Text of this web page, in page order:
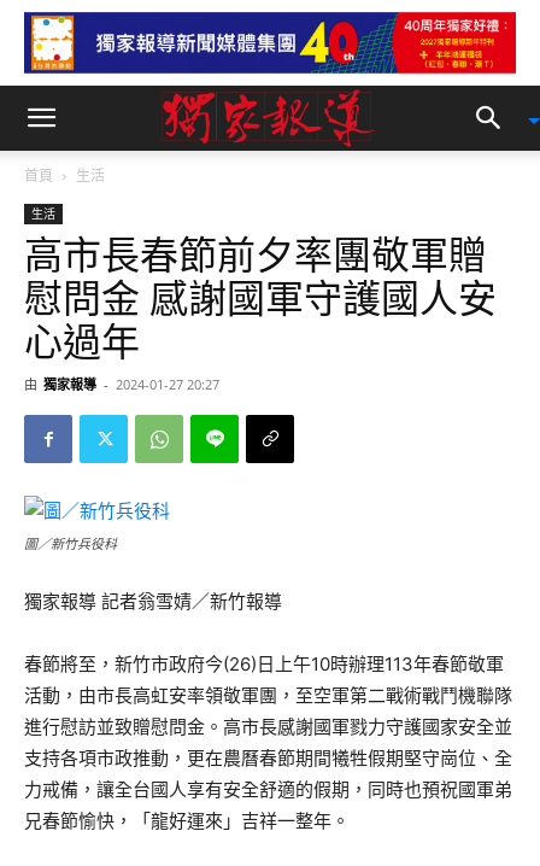
首頁 生活
生活
高市長春節前夕率團敬軍贈
慰問金 感謝國軍守護國人安
心過年
由 獨家報導 - 2024-01-27 20:27
圖／新竹兵役科
獨家報導 記者翁雪婧／新竹報導
春節將至，新竹市政府今(26)日上午10時辦理113年春節敬軍
活動，由市長高虹安率領敬軍團，至空軍第二戰術戰鬥機聯隊
進行慰訪並致贈慰問金。高市長感謝國軍戮力守護國家安全並
支持各項市政推動，更在農曆春節期間犧牲假期堅守崗位、全
力戒備，讓全台國人享有安全舒適的假期，同時也預祝國軍弟
兄春節愉快，「龍好運來」吉祥一整年。